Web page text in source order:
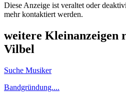
Diese Anzeige ist veraltet oder
mehr kontaktiert werden.
weitere Kleinanzeigen
Vilbel
Suche Musiker
Bandgründung....